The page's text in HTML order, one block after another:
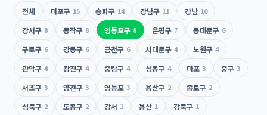
전체 마포구 15 송파구 14 강남구 11 강남 10
강서구 8 동작구 8 영등포구 8 은평구 7 동대문구 6
구로구 6 강동구 6 금천구 6 서대문구 4 노원구 4
관악구 4 광진구 4 중랑구 4 성동구 4 마포 3 중구 3
서초구 3 양천구 3 영등포 3 용산구 2 종로구 2
성북구 2 도봉구 2 강서 1 용산 1 강북구 1